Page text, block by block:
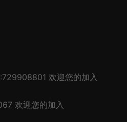
欢迎您的加入
欢迎您的加入